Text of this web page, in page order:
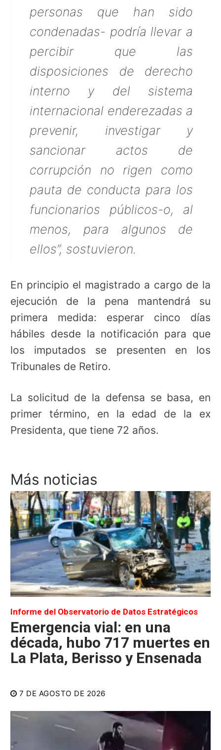
personas que han sido
condenadas- podría llevar a
percibir que las
disposiciones de derecho
interno y del sistema
internacional enderezadas a
prevenir, investigar y
sancionar actos de
corrupción no rigen como
pauta de conducta para los
funcionarios públicos-o, al
menos, para algunos de
ellos”, sostuvieron.
En principio el magistrado a cargo de la
ejecución de la pena mantendrá su
primera medida: esperar cinco días
hábiles desde la notificación para que
los imputados se presenten en los
Tribunales de Retiro.
La solicitud de la defensa se basa, en
primer término, en la edad de la ex
Presidenta, que tiene 72 años.
Más noticias
Informe del Observatorio de Datos Estratégicos
Emergencia vial: en una
década, hubo 717 muertes en
La Plata, Berisso y Ensenada
7 DE AGOSTO DE 2026